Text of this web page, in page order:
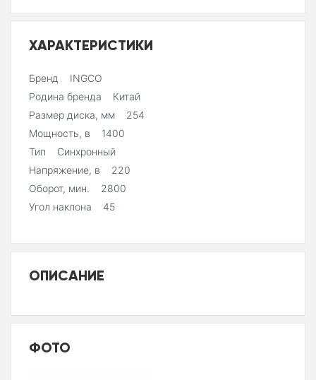
ХАРАКТЕРИСТИКИ
Бренд INGCO
Родина бренда Китай
Размер диска, мм 254
Мощность, в 1400
Тип Синхронный
Напряжение, в 220
Оборот, мин. 2800
Угол наклона 45
ОПИСАНИЕ
ФОТО